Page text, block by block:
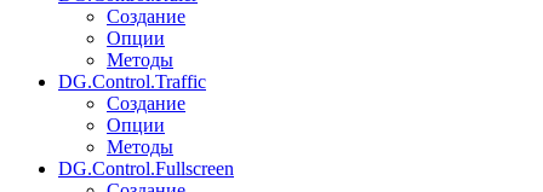
Создание
Опции
Методы
DG.Control.Traffic
Создание
Опции
Методы
DG.Control.Fullscreen